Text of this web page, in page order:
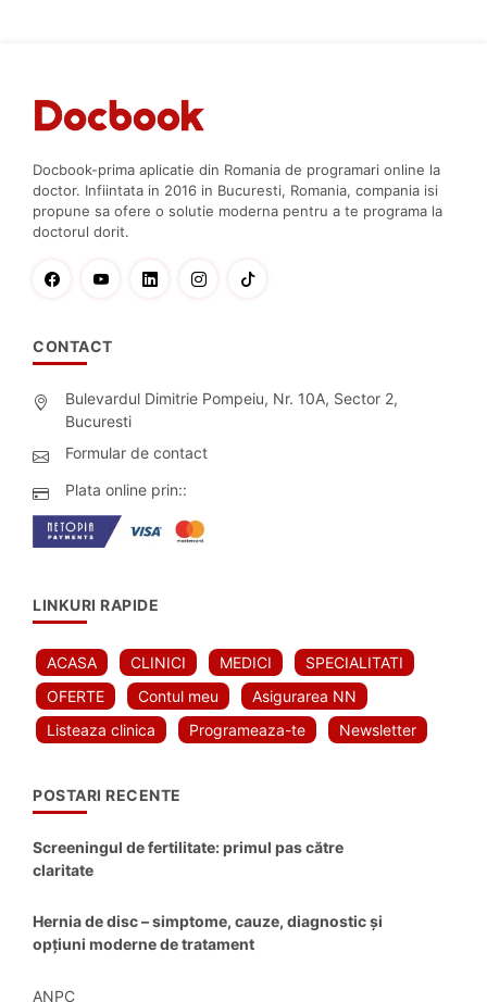
Docbook-prima aplicatie din Romania de programari online la
doctor. Infiintata in 2016 in Bucuresti, Romania, compania isi
propune sa ofere o solutie moderna pentru a te programa la
doctorul dorit.
CONTACT
Bulevardul Dimitrie Pompeiu, Nr. 10A, Sector 2,
Bucuresti
Formular de contact
Plata online prin::
LINKURI RAPIDE
ACASA CLINICI MEDICI
SPECIALITATI
OFERTE
Contul meu
Asigurarea NN
Listeaza clinica
Programeaza-te Newsletter
POSTARI RECENTE
Screeningul de fertilitate: primul pas către
claritate
Hernia de disc – simptome, cauze, diagnostic și
opțiuni moderne de tratament
ANPC